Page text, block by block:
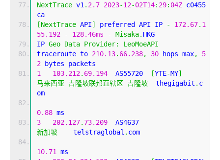
NextTrace v1 . 2.7 2023-12-02T14: 29: 04Z c0455
ca
[NextTrace API] preferred API IP - 172.67. 1
55.192
- 128.46ms - Misaka. HKG
IP Geo Data Provider:
LeoMoeAPI
traceroute to 210.13. 66.238, 30 hops max,
5
2 bytes packets
1
103.212. 69.194
  AS55720
[YTE-MY]
马来西亚 吉隆坡联邦直辖区 吉隆坡
  thegigabit
. c
om
0.88 ms
3
202.127. 73.209
新加坡
    telstraglobal
. com
10.71
ms